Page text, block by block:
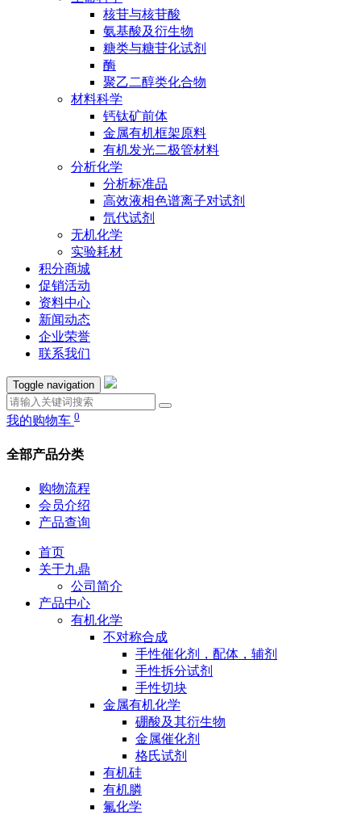
核苷与核苷酸
氨基酸及衍生物
糖类与糖苷化试剂
酶
聚乙二醇类化合物
材料科学
钙钛矿前体
金属有机框架原料
有机发光二极管材料
分析化学
分析标准品
高效液相色谱离子对试剂
氘代试剂
无机化学
实验耗材
积分商城
促销活动
资料中心
新闻动态
企业荣誉
联系我们
Toggle navigation
我的购物车 0
全部产品分类
购物流程
会员介绍
产品查询
首页
关于九鼎
公司简介
产品中心
有机化学
不对称合成
手性催化剂，配体，辅剂
手性拆分试剂
手性切块
金属有机化学
硼酸及其衍生物
金属催化剂
格氏试剂
有机硅
有机膦
氟化学